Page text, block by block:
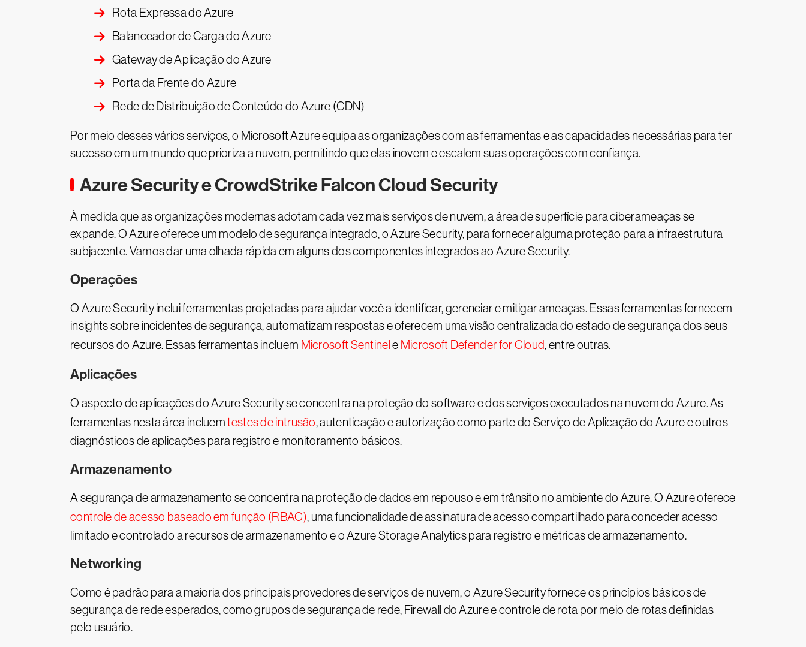
Rota Expressa do Azure
Balanceador de Carga do Azure
Gateway de Aplicação do Azure
Porta da Frente do Azure
Rede de Distribuição de Conteúdo do Azure (CDN)
Por meio desses vários serviços, o Microsoft Azure equipa as organizações com as ferramentas e as capacidades necessárias para ter
sucesso em um mundo que prioriza a nuvem, permitindo que elas inovem e escalem suas operações com confiança.
Azure Security e CrowdStrike Falcon Cloud Security
À medida que as organizações modernas adotam cada vez mais serviços de nuvem, a área de superfície para ciberameaças se
expande. O Azure oferece um modelo de segurança integrado, o Azure Security, para fornecer alguma proteção para a infraestrutura
subjacente. Vamos dar uma olhada rápida em alguns dos componentes integrados ao Azure Security.
Operações
O Azure Security inclui ferramentas projetadas para ajudar você a identificar, gerenciar e mitigar ameaças. Essas ferramentas fornecem
insights sobre incidentes de segurança, automatizam respostas e oferecem uma visão centralizada do estado de segurança dos seus
recursos do Azure. Essas ferramentas incluem Microsoft Sentinel e Microsoft Defender for Cloud, entre outras.
Aplicações
O aspecto de aplicações do Azure Security se concentra na proteção do software e dos serviços executados na nuvem do Azure. As
ferramentas nesta área incluemtestes de intrusão, autenticação e autorização como parte do Serviço de Aplicação do Azure e outros
diagnósticos de aplicações para registro e monitoramento básicos.
Armazenamento
A segurança de armazenamento se concentra na proteção de dados em repouso e em trânsito no ambiente do Azure. O Azure oferece
controle de acesso baseado em função (RBAC), uma funcionalidade de assinatura de acesso compartilhado para conceder acesso
limitado e controlado a recursos de armazenamento e o Azure Storage Analytics para registro e métricas de armazenamento.
Networking
Como é padrão para a maioria dos principais provedores de serviços de nuvem, o Azure Security fornece os princípios básicos de
segurança de rede esperados, como grupos de segurança de rede, Firewall do Azure e controle de rota por meio de rotas definidas
pelo usuário.